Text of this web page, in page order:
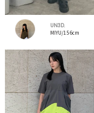
UN3D.
MIYU/156cm